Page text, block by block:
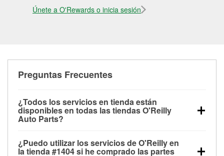
Únete a O'Rewards o inicia sesión
Preguntas Frecuentes
¿Todos los servicios en tienda están
disponibles en todas las tiendas O'Reilly
Auto Parts?
las pruebas de batería, pruebas de alternador y
¿Puedo utilizar los servicios de O'Reilly en
la tienda #1404 si he comprado las partes